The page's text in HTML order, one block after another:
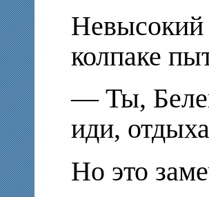
Невысокий
колпаке
— Ты,
иди,
Но это